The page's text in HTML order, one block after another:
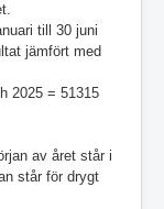
till 30 juni
jämfört med
2025 = 51315
av året står i
står för drygt